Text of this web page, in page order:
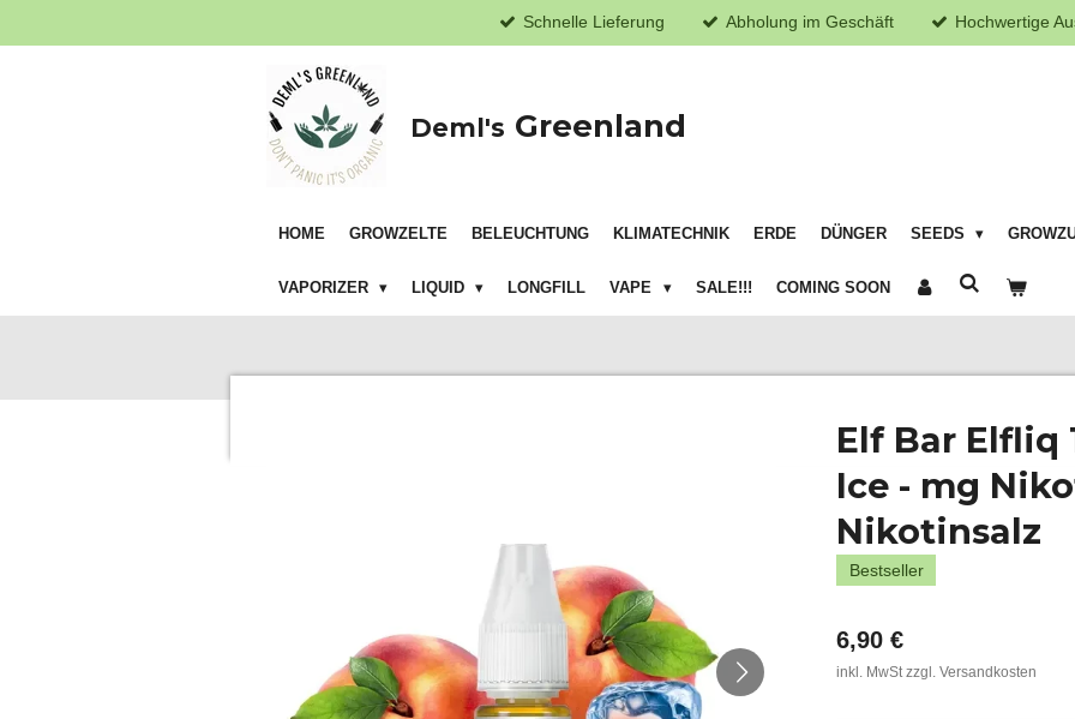
Hauptinhalt
Schnelle Lieferung Abholung im Geschäft Hochwertige
Deml's Greenland
HOME GROWZELTE BELEUCHTUNG KLIMATECHNIK ERDE DÜNGER SEEDS
VAPORIZER LIQUID LONGFILL VAPE SALE!!! COMING SOON
Elf Bar Elfliq
Ice - mg
Nikotinsalz
Bestseller
6,90 €
inkl. MwSt zzgl. Versandkosten